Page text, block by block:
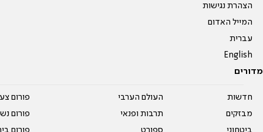
הצהרת נגישות
המייל האדום
עברית
English
מדורים
חדשות
מבזקים
העולם הערבי
תרבות ופנאי
פורום
פורום